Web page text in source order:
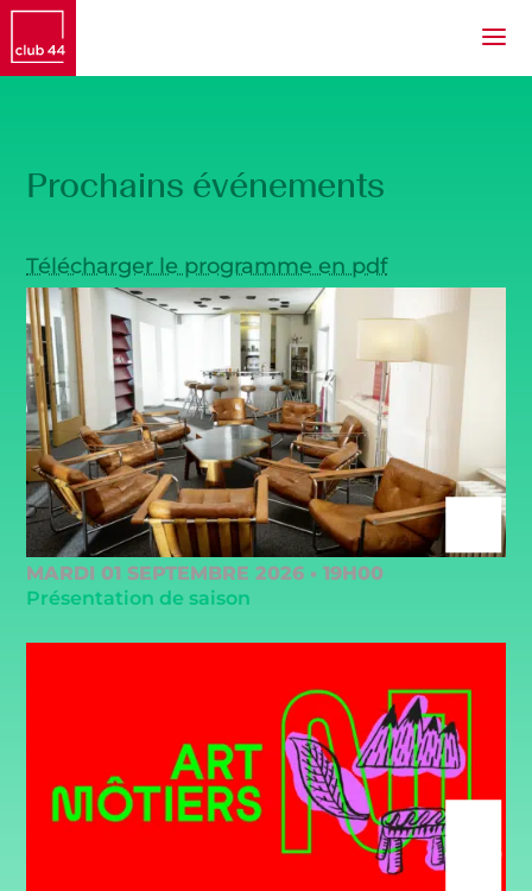
Prochains événements
Télécharger le programme en pdf
MARDI 01 SEPTEMBRE 2026 • 19H00
Présentation de saison